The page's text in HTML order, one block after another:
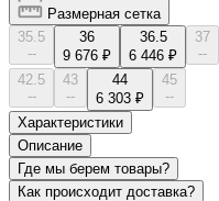
Размерная сетка
35.5
--
36
9 676 ₽
36.5
6 446 ₽
37
--
42.5
--
43
--
44
6 303 ₽
45
--
Характеристики
Описание
Где мы берем товары?
Как происходит доставка?